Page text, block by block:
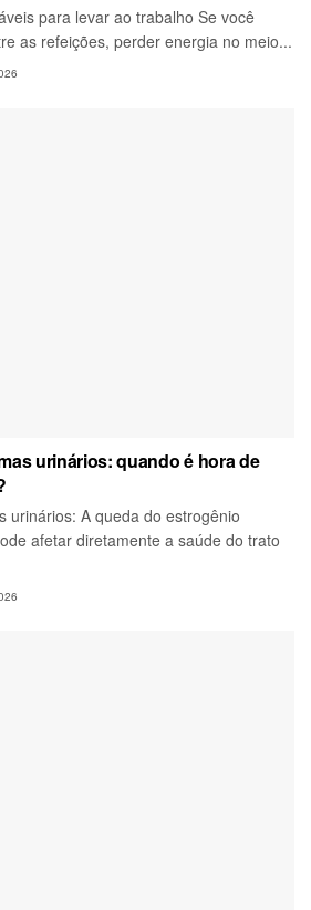
para levar ao trabalho Se você
as refeições, perder energia no meio...
urinários: quando é hora de
urinários: A queda do estrogênio
afetar diretamente a saúde do trato